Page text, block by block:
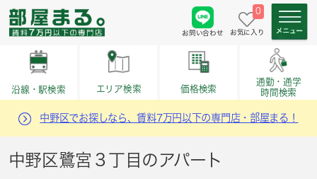
お問い合わせ
0
お気に入り
沿線・駅検索 エリア検索 価格検索
通勤・通学
時間検索
中野区でお探しなら、賃料7万円以下の専門店・部屋まる！
中野区鷺宮３丁目のアパート